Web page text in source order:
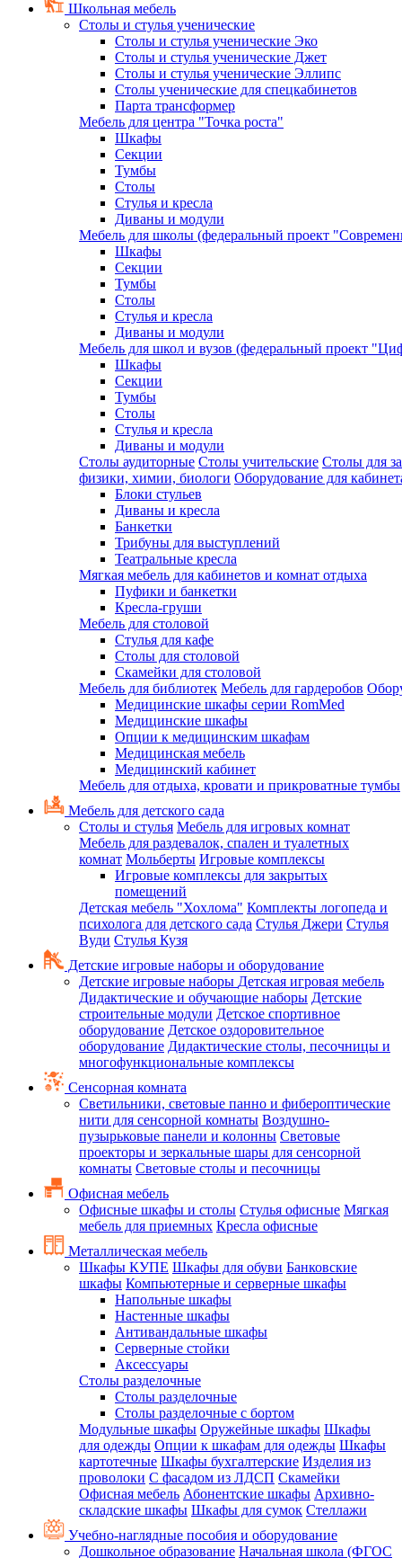
Школьная мебель
Столы и стулья ученические
Столы и стулья ученические Эко
Столы и стулья ученические Джет
Столы и стулья ученические Эллипс
Столы ученические для спецкабинетов
Парта трансформер
Мебель для центра "Точка роста"
Шкафы
Секции
Тумбы
Столы
Стулья и кресла
Диваны и модули
Мебель для школы (федеральный проект
Шкафы
Секции
Тумбы
Столы
Стулья и кресла
Диваны и модули
Мебель для школ и вузов (федеральный проект
Шкафы
Секции
Тумбы
Столы
Стулья и кресла
Диваны и модули
Столы аудиторные Столы учительские Столы для
физики, химии, биологи Оборудование для
Блоки стульев
Диваны и кресла
Банкетки
Трибуны для выступлений
Театральные кресла
Мягкая мебель для кабинетов и комнат отдыха
Пуфики и банкетки
Кресла-груши
Мебель для столовой
Cтулья для кафе
Cтолы для столовой
Скамейки для столовой
Мебель для библиотек Мебель для гардеробов
Медицинские шкафы серии RomMed
Медицинские шкафы
Опции к медицинским шкафам
Медицинская мебель
Медицинский кабинет
Мебель для отдыха, кровати и прикроватные тумбы
Мебель для детского сада
Столы и стулья Мебель для игровых комнат
Мебель для раздевалок, спален и туалетных
комнат Мольберты Игровые комплексы
Игровые комплексы для закрытых
помещений
Детская мебель "Хохлома" Комплекты логопеда и
психолога для детского сада Стулья Джери Стулья
Вуди Стулья Кузя
Детские игровые наборы и оборудование
Детские игровые наборы Детская игровая мебель
Дидактические и обучающие наборы Детские
строительные модули Детское спортивное
оборудование Детское оздоровительное
оборудование Дидактические столы, песочницы и
многофункциональные комплексы
Сенсорная комната
Светильники, световые панно и фибероптические
нити для сенсорной комнаты Воздушно-
пузырьковые панели и колонны Световые
проекторы и зеркальные шары для сенсорной
комнаты Световые столы и песочницы
Офисная мебель
Офисные шкафы и столы Стулья офисные Мягкая
мебель для приемных Кресла офисные
Металлическая мебель
Шкафы КУПЕ Шкафы для обуви Банковские
шкафы Компьютерные и серверные шкафы
Напольные шкафы
Настенные шкафы
Антивандальные шкафы
Серверные стойки
Аксессуары
Столы разделочные
Столы разделочные
Столы разделочные с бортом
Модульные шкафы Оружейные шкафы Шкафы
для одежды Опции к шкафам для одежды Шкафы
картотечные Шкафы бухгалтерские Изделия из
проволоки С фасадом из ЛДСП Скамейки
Офисная мебель Абонентские шкафы Архивно-
складские шкафы Шкафы для сумок Стеллажи
Учебно-наглядные пособия и оборудование
Дошкольное образование Начальная школа (ФГОС